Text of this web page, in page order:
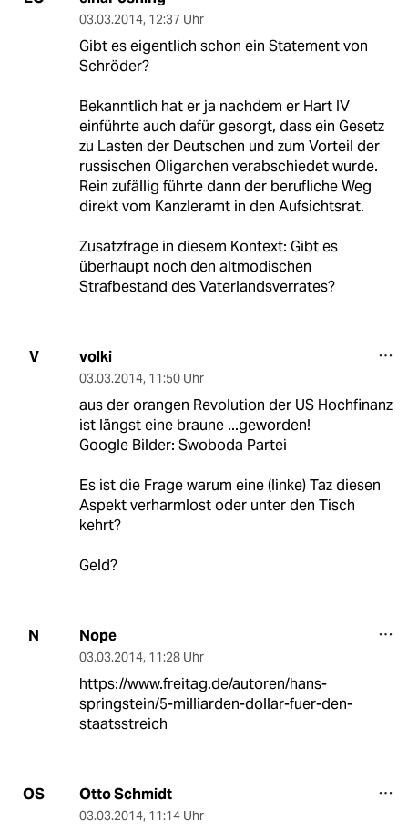
03.03.2014, 12:37 Uhr
Gibt es eigentlich schon ein Statement von
Schröder?
Bekanntlich hat er ja nachdem er Hart IV
einführte auch dafür gesorgt, dass ein Gesetz
zu Lasten der Deutschen und zum Vorteil der
russischen Oligarchen verabschiedet wurde.
Rein zufällig führte dann der berufliche Weg
direkt vom Kanzleramt in den Aufsichtsrat.
Zusatzfrage in diesem Kontext: Gibt es
überhaupt noch den altmodischen
Strafbestand des Vaterlandsverrates?
V volki
03.03.2014, 11:50 Uhr
aus der orangen Revolution der US Hochfinanz
ist längst eine braune ...geworden!
Google Bilder: Swoboda Partei
Es ist die Frage warum eine (linke) Taz diesen
Aspekt verharmlost oder unter den Tisch
kehrt?
Geld?
N Nope
03.03.2014, 11:28 Uhr
https://www.freitag.de/autoren/hans-
springstein/5-milliarden-dollar-fuer-den-
staatsstreich
OS Otto Schmidt
03.03.2014, 11:14 Uhr